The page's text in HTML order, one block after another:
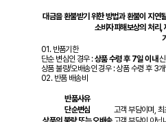
대금을 환불받기 위한 방법과 환불이 지연
소비자피해보상의 처리,
01.반품기한
단순 변심인 경우 :상품 수령 후 7일 이내
상품 불량/오배송인 경우 : 상품 수령 후 3
02.반품 배송비
반품사유
단순변심
고객 부담이며,